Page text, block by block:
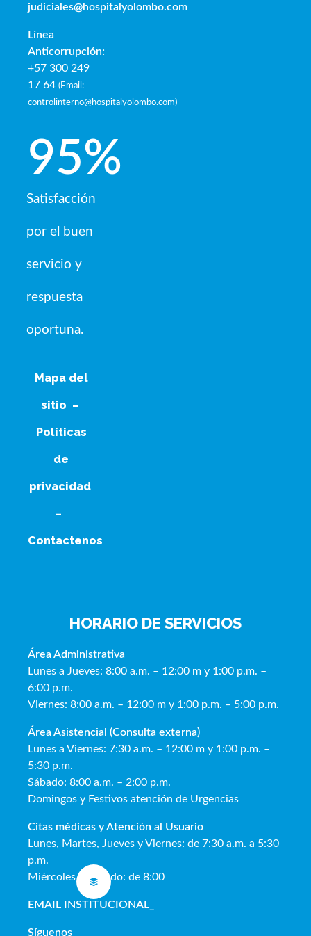
judiciales@hospitalyolombo.com
Línea
Anticorrupción:
+57 300 249
17 64 (Email:
controlinterno@hospitalyolombo.com)
Satisfacción
por el buen
servicio y
respuesta
oportuna.
95%
Mapa del
sitio –
Políticas
de
privacidad
–
Contactenos
HORARIO DE SERVICIOS
Área Administrativa
Lunes a Jueves: 8:00 a.m. – 12:00 m y 1:00 p.m. –
6:00 p.m.
Viernes: 8:00 a.m. – 12:00 m y 1:00 p.m. – 5:00 p.m.
Área Asistencial (Consulta externa)
Lunes a Viernes: 7:30 a.m. – 12:00 m y 1:00 p.m. –
5:30 p.m.
Sábado: 8:00 a.m. – 2:00 p.m.
Domingos y Festivos atención de Urgencias
Citas médicas y Atención al Usuario
Lunes, Martes, Jueves y Viernes: de 7:30 a.m. a 5:30
p.m.
Miércoles y Sábado: de 8:00
EMAIL INSTITUCIONAL
Síguenos